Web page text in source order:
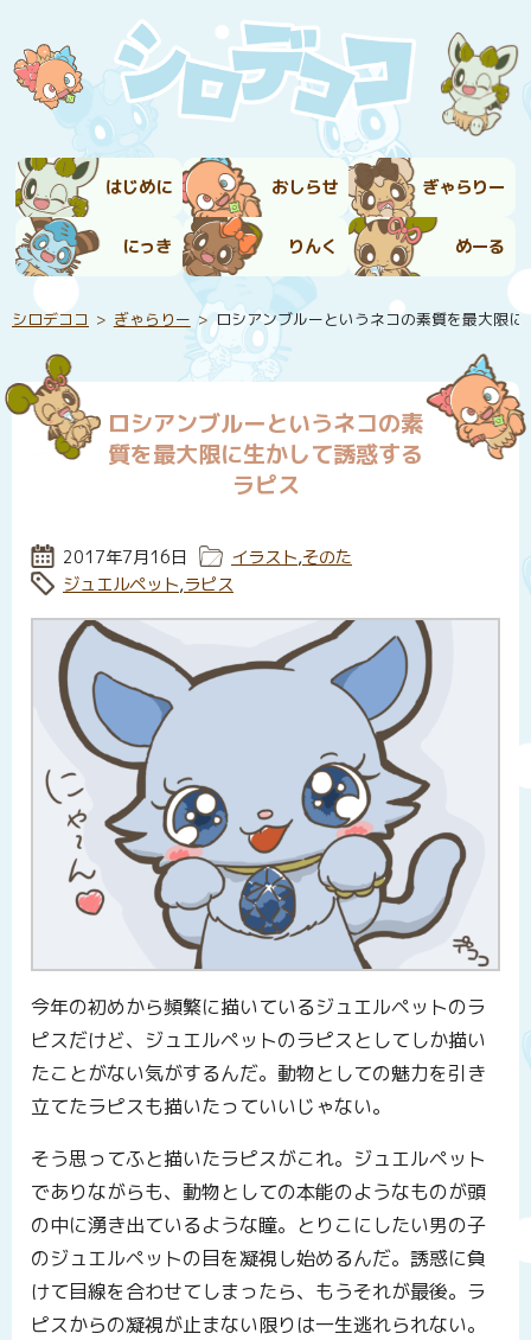
はじめに おしらせ ぎゃらりー
にっき りんく めーる
シロデココ ぎゃらりー ロシアンブルーというネコの素質を最大限に
ロシアンブルーというネコの素
質を最大限に生かして誘惑する
ラピス
投稿日:
2017年7月16日 カテゴリー:
イラスト,そのた
タグ:
ジュエルペット,ラピス
今年の初めから頻繁に描いているジュエルペットのラ
ピスだけど、ジュエルペットのラピスとしてしか描い
たことがない気がするんだ。動物としての魅力を引き
立てたラピスも描いたっていいじゃない。
そう思ってふと描いたラピスがこれ。ジュエルペット
でありながらも、動物としての本能のようなものが頭
の中に湧き出ているような瞳。とりこにしたい男の子
のジュエルペットの目を凝視し始めるんだ。誘惑に負
けて目線を合わせてしまったら、もうそれが最後。ラ
ピスからの凝視が止まない限りは一生逃れられない。